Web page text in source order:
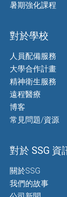
暑期強化課程
對於學校
人員配備服務
大學合作計畫
精神衛生服務
遠程醫療
博客
常見問題/資源
對於 SSG 資
關於SSG
我們的故事